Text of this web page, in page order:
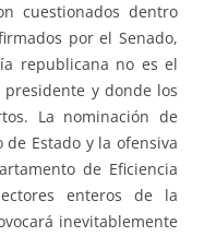
cuestionados dentro
por el Senado,
republicana no es el
y donde los
La nominación de
Estado y la ofensiva
de Eficiencia
enteros de la
inevitablemente